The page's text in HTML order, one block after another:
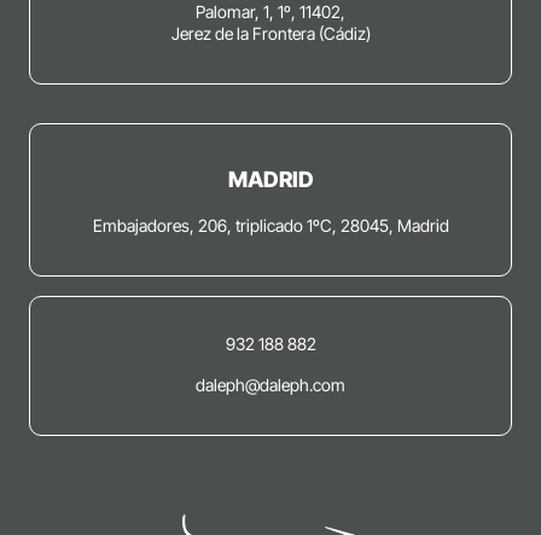
Palomar, 1, 1º, 11402,
Jerez de la Frontera (Cádiz)
MADRID
Embajadores, 206, triplicado 1ºC, 28045, Madrid
932 188 882
daleph@daleph.com